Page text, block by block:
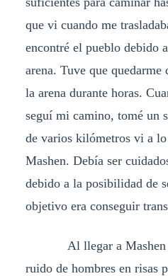
que vi cuando me
encontré el pueblo debido
arena. Tuve que
la arena durante horas.
seguí mi camino, tomé un
de varios kilómetros vi a
Mashen. Debía ser
debido a la posibilidad de
objetivo era conseguir
Al llegar a Mashen
ruido de hombres en risas